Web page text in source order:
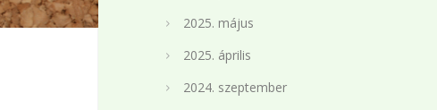
2025. május
2025. április
2024. szeptember